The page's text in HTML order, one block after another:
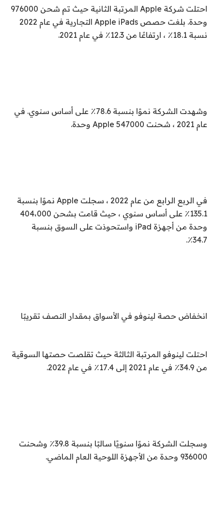
احتلت شركة Apple المرتبة الثانية حيث تم شحن 976000
وحدة. بلغت حصص Apple iPads التجارية في عام 2022
نسبة 18.1٪ ، ارتفاعًا من 12.3٪ في عام 2021.
وشهدت الشركة نموًا بنسبة 78.6٪ على أساس سنوي. في
عام 2021 ، شحنت Apple 547000 وحدة.
في الربع الرابع من عام 2022 ، سجلت Apple نموًا بنسبة
135.1٪ على أساس سنوي ، حيث قامت بشحن 404،000
وحدة من أجهزة iPad واستحوذت على السوق بنسبة
34.7٪.
انخفاض حصة لينوفو في الأسواق بمقدار النصف تقريبًا
احتلت لينوفو المرتبة الثالثة حيث تقلصت حصتها السوقية
من 34.9٪ في عام 2021 إلى 17.4٪ في عام 2022.
وسجلت الشركة نموًا سنويًا سالبًا بنسبة 39.8٪ وشحنت
936000 وحدة من الأجهزة اللوحية العام الماضي.